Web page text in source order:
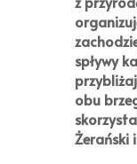
spływy
obu
Żerański